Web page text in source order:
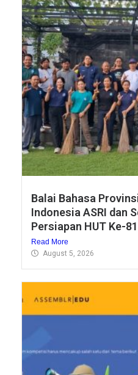
Balai Bahasa
Indonesia ASRI dan
Persiapan HUT Ke-
Read More
August 5, 2026